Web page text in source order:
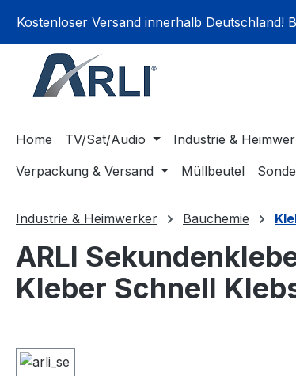
Zur Hauptnavigation springen
Kostenloser Versand innerhalb Deutschland!
Home TV/Sat/Audio Industrie &
Verpackung & Versand
Müllbeutel
Industrie & Heimwerker Bauchemie
ARLI
Kleber Schnell
Bildergalerie überspringen